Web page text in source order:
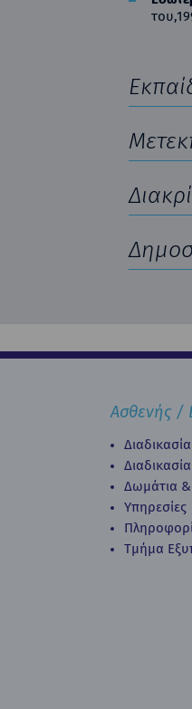
Ασθενής /
Δωμάτια
Υπηρεσίες
Τμήμα